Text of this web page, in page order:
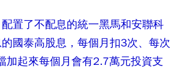
置了不配息的統一黑馬和安聯科
國泰高股息，每個月扣3次、每次
加起來每個月會有2.7萬元投資支